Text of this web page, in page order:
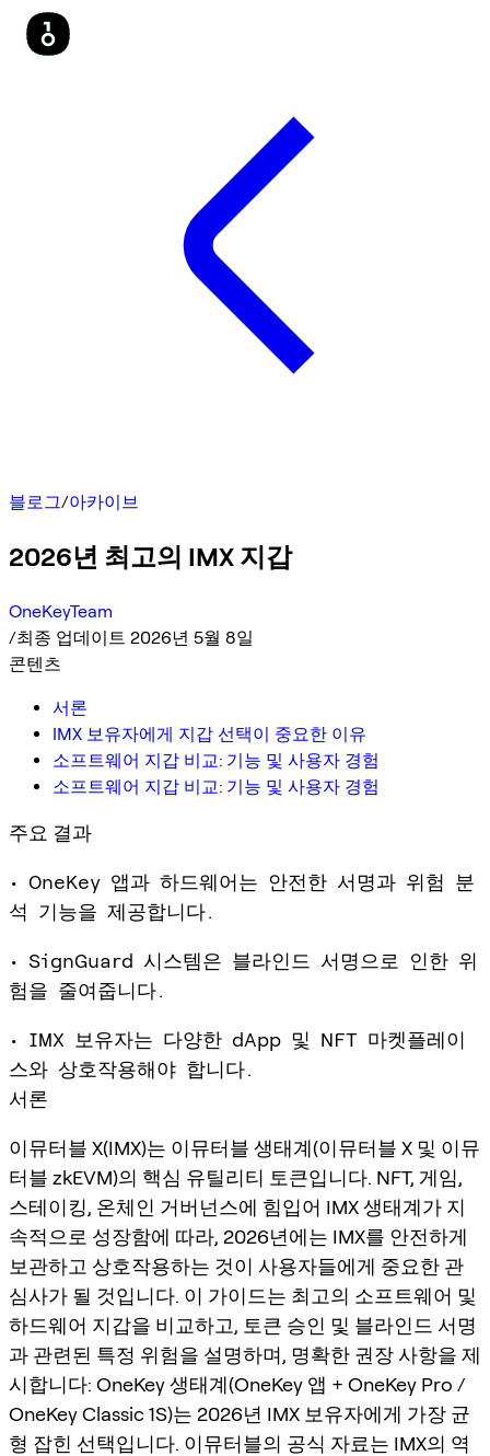
블로그/아카이브
2026년 최고의 IMX 지갑
OneKeyTeam
/최종 업데이트 2026년 5월 8일
콘텐츠
서론
IMX 보유자에게 지갑 선택이 중요한 이유
소프트웨어 지갑 비교: 기능 및 사용자 경험
소프트웨어 지갑 비교: 기능 및 사용자 경험
주요 결과
• OneKey 앱과 하드웨어는 안전한 서명과 위험 분
석 기능을 제공합니다.
• SignGuard 시스템은 블라인드 서명으로 인한 위
험을 줄여줍니다.
• IMX 보유자는 다양한 dApp 및 NFT 마켓플레이
스와 상호작용해야 합니다.
서론
이뮤터블 X(IMX)는 이뮤터블 생태계(이뮤터블 X 및 이뮤
터블 zkEVM)의 핵심 유틸리티 토큰입니다. NFT, 게임,
스테이킹, 온체인 거버넌스에 힘입어 IMX 생태계가 지
속적으로 성장함에 따라, 2026년에는 IMX를 안전하게
보관하고 상호작용하는 것이 사용자들에게 중요한 관
심사가 될 것입니다. 이 가이드는 최고의 소프트웨어 및
하드웨어 지갑을 비교하고, 토큰 승인 및 블라인드 서명
과 관련된 특정 위험을 설명하며, 명확한 권장 사항을 제
시합니다: OneKey 생태계(OneKey 앱 + OneKey Pro /
OneKey Classic 1S)는 2026년 IMX 보유자에게 가장 균
형 잡힌 선택입니다. 이뮤터블의 공식 자료는 IMX의 역